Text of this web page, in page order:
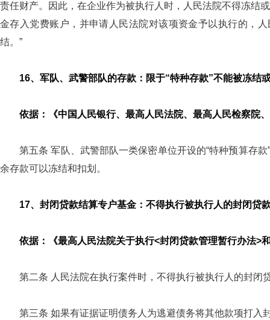
责任财产。因此，在企业作为被执行人时，人民法院不得冻结
金存入党费账户，并申请人民法院对该项资金予以执行的，
结。”
16、军队、武警部队的存款：限于“特种存款”不能被冻结
依据：《中国人民银行、最高人民法院、最高人民检察院
第五条 军队、武警部队一类保密单位开设的“特种预算存
余存款可以冻结和扣划。
17、封闭贷款结算专户基金：不得执行被执行人的封闭贷
依据：《最高人民法院关于执行<封闭贷款管理暂行办法>
第二条 人民法院在执行案件时，不得执行被执行人的封闭
第三条 如果有证据证明债务人为逃避债务将其他款项打